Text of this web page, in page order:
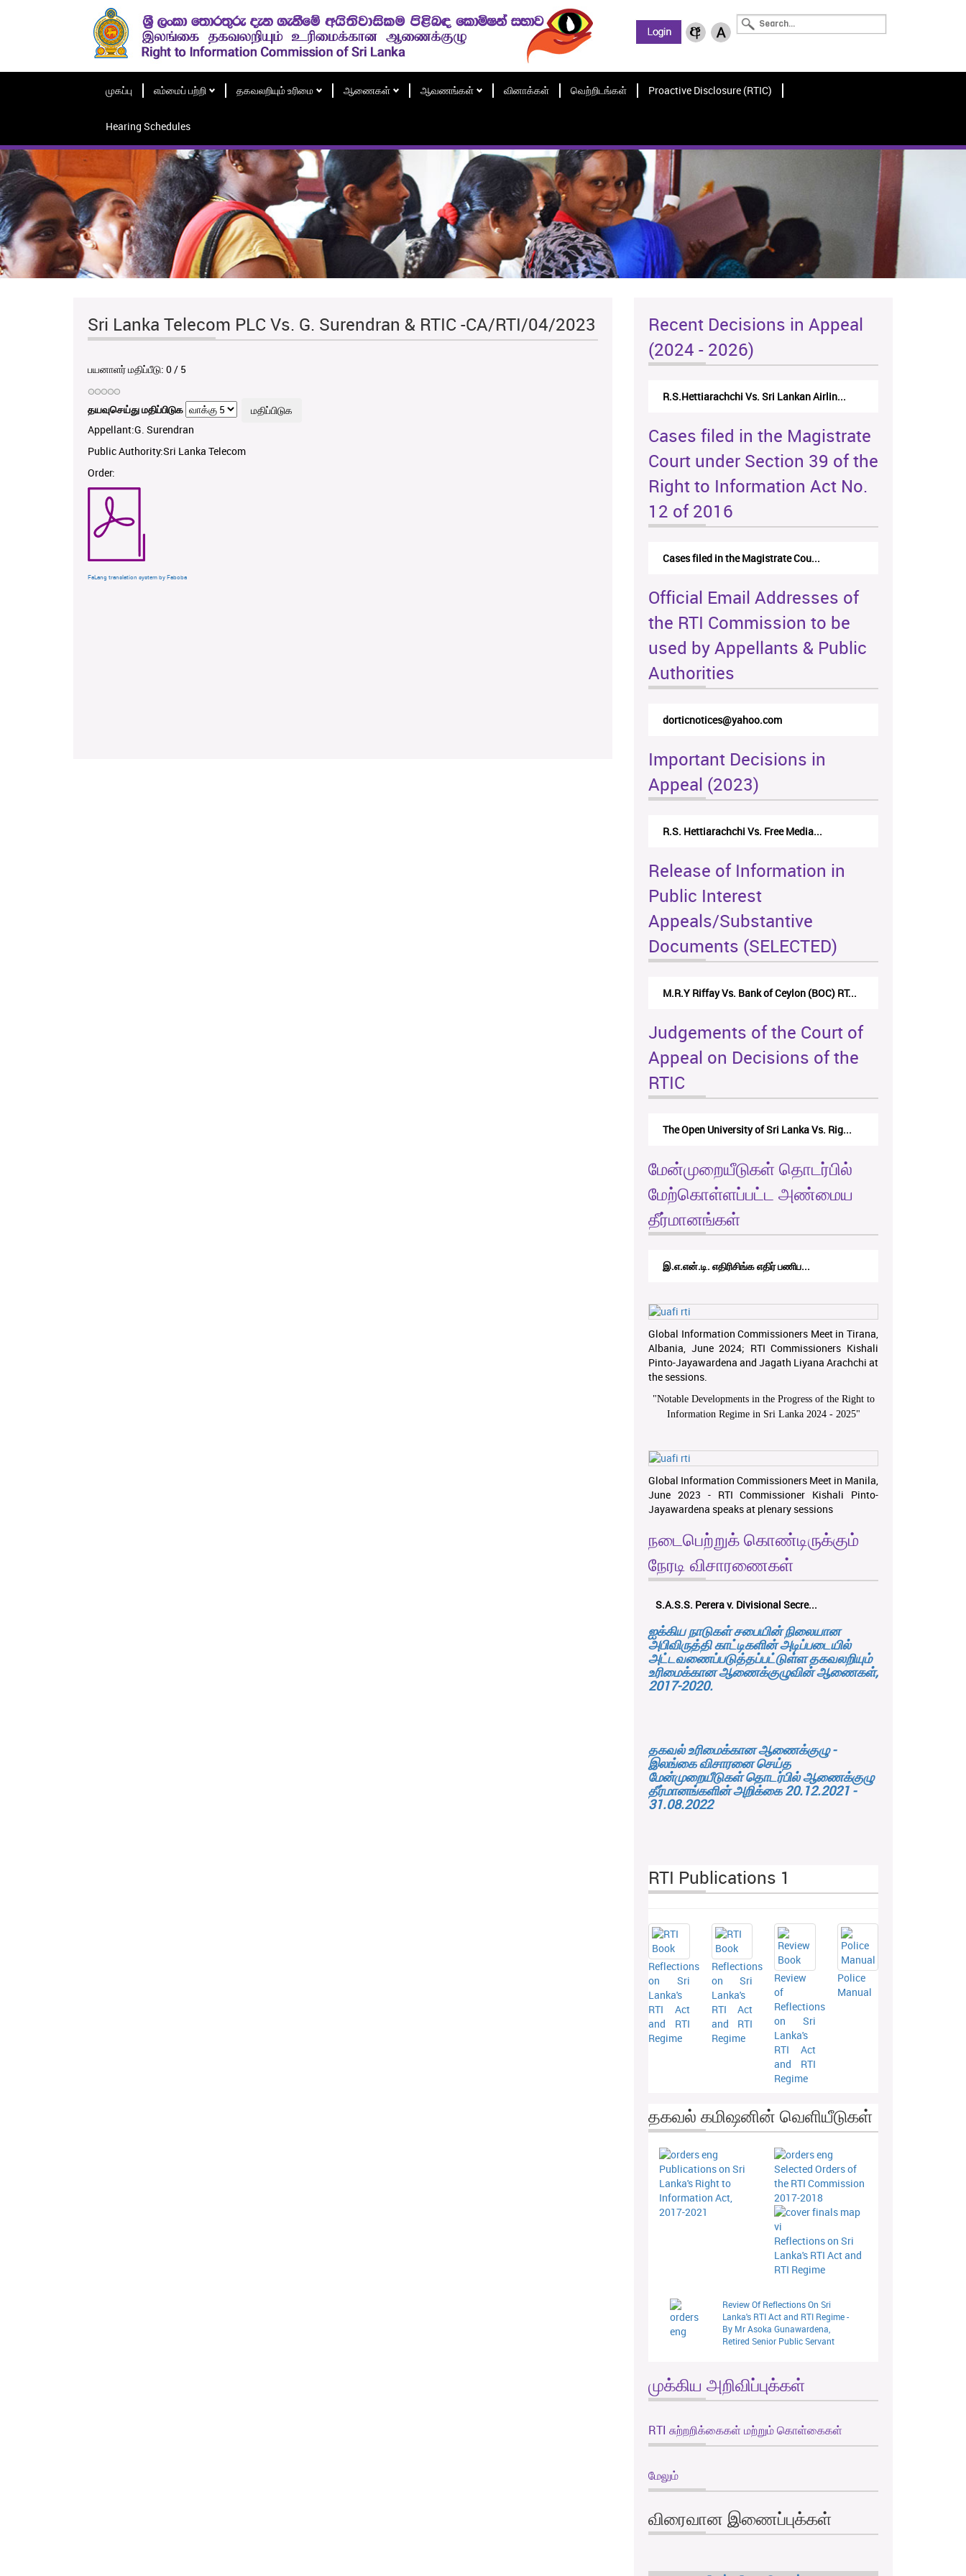
முகப்பு எம்மைப் பற்றி தகவலறியும் உரிமை ஆணைகள் ஆவணங்கள் வினாக்கள் வெற்றிடங்கள் Proactive Disclosure (RTIC)
Hearing Schedules
Sri Lanka Telecom PLC Vs. G. Surendran & RTIC -CA/RTI/04/2023
பயனாளர் மதிப்பீடு: 0/ 5
தயவுசெய்து மதிப்பிடுக
Appellant:G. Surendran
Public Authority:Sri Lanka Telecom
Order:
FaLang translation system by Faboba
Recent Decisions in Appeal
(2024 - 2026)
R.S.Hettiarachchi Vs. Sri Lankan Airlin...
Cases filed in the Magistrate
Court under Section 39 of the
Right to Information Act No.
12 of 2016
Cases filed in the Magistrate Cou...
Official Email Addresses of
the RTI Commission to be
used by Appellants & Public
Authorities
dorticnotices@yahoo.com
Important Decisions in
Appeal (2023)
R.S. Hettiarachchi Vs. Free Media...
Release of Information in
Public Interest
Appeals/Substantive
Documents (SELECTED)
M.R.Y Riffay Vs. Bank of Ceylon (BOC) RT...
Judgements of the Court of
Appeal on Decisions of the
RTIC
The Open University of Sri Lanka Vs. Rig...
மேன்முறையீடுகள் தொடர்பில்
மேற்கொள்ளப்பட்ட அண்மைய
தீர்மானங்கள்
இ.எ.என்.டி. எதிரிசிங்க எதிர் பணிப...
Global Information Commissioners Meet in Tirana,
Albania, June 2024; RTI Commissioners Kishali
Pinto-Jayawardena and Jagath Liyana Arachchi at
the sessions.
"Notable Developments in the Progress of the Right to
Information Regime in Sri Lanka 2024 - 2025"
Global Information Commissioners Meet in Manila,
June 2023 - RTI Commissioner Kishali Pinto-
Jayawardena speaks at plenary sessions
நடைபெற்றுக் கொண்டிருக்கும்
நேரடி விசாரணைகள்
S.A.S.S. Perera v. Divisional Secre...
ஐக்கிய நாடுகள் சபையின் நிலையான
அபிவிருத்தி காட்டிகளின் அடிப்படையில்
அட்டவணைப்படுத்தப்பட்டுள்ள தகவலறியும்
உரிமைக்கான ஆணைக்குழுவின் ஆணைகள்,
2017-2020.
தகவல் உரிமைக்கான ஆணைக்குழு -
இலங்கை விசாரனை செய்த
மேன்முறையீடுகள் தொடர்பில் ஆணைக்குழு
தீர்மானங்களின் அறிக்கை 20.12.2021 -
31.08.2022
RTI Publications 1
Reflections
on Sri
Lanka's
RTI Act
and RTI
Regime
Reflections
on Sri
Lanka's
RTI Act
and RTI
Regime
Review
of
Reflections
on Sri
Lanka's
RTI Act
and RTI
Regime
Police
Manual
தகவல் கமிஷனின் வெளியீடுகள்
Publications on Sri
Lanka's Right to
Information Act,
2017-2021
Selected Orders of
the RTI Commission
2017-2018
Reflections on Sri
Lanka's RTI Act and
RTI Regime
Review Of Reflections On Sri
Lanka's RTI Act and RTI Regime -
By Mr Asoka Gunawardena,
Retired Senior Public Servant
முக்கிய அறிவிப்புக்கள்
RTI சுற்றறிக்கைகள் மற்றும் கொள்கைகள்
மேலும்
விரைவான இணைப்புக்கள்